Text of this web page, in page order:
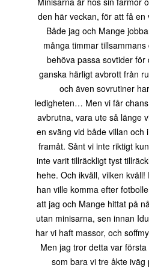
den här veckan, för att få en
Både jag och Mange
många timmar
behöva passa sovtider för
ganska härligt avbrott från
och även sovrutiner
ledigheten… Men vi får
avbrutna, vara ute så länge
en sväng vid både villan och
framåt. Sånt vi inte riktigt
inte varit tillräckligt tyst
hehe. Och ikväll, vilken
han ville komma efter
att jag och Mange hittat på
utan minisarna, sen innan
har vi haft massor, och
Men jag tror detta var
som bara vi tre åkte iväg